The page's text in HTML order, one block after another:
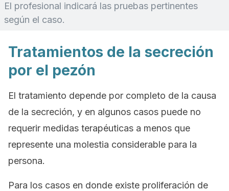
El profesional indicará las pruebas pertinentes
según el caso.
Tratamientos de la secreción
por el pezón
El tratamiento depende por completo de la causa
de la secreción, y en algunos casos puede no
requerir medidas terapéuticas a menos que
represente una molestia considerable para la
persona.
Para los casos en donde existe proliferación de